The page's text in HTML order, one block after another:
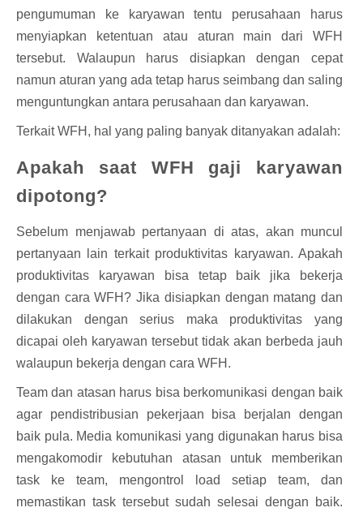
pengumuman ke karyawan tentu perusahaan harus
menyiapkan ketentuan atau aturan main dari WFH
tersebut. Walaupun harus disiapkan dengan cepat
namun aturan yang ada tetap harus seimbang dan saling
menguntungkan antara perusahaan dan karyawan.
Terkait WFH, hal yang paling banyak ditanyakan adalah:
Apakah saat WFH gaji karyawan
dipotong?
Sebelum menjawab pertanyaan di atas, akan muncul
pertanyaan lain terkait produktivitas karyawan. Apakah
produktivitas karyawan bisa tetap baik jika bekerja
dengan cara WFH? Jika disiapkan dengan matang dan
dilakukan dengan serius maka produktivitas yang
dicapai oleh karyawan tersebut tidak akan berbeda jauh
walaupun bekerja dengan cara WFH.
Team dan atasan harus bisa berkomunikasi dengan baik
agar pendistribusian pekerjaan bisa berjalan dengan
baik pula. Media komunikasi yang digunakan harus bisa
mengakomodir kebutuhan atasan untuk memberikan
task ke team, mengontrol load setiap team, dan
memastikan task tersebut sudah selesai dengan baik.